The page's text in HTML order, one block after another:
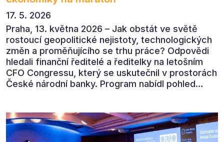
17. 5. 2026
Praha, 13. května 2026 – Jak obstát ve světě
rostoucí geopolitické nejistoty, technologických
změn a proměňujícího se trhu práce? Odpovědi
hledali finanční ředitelé a ředitelky na letošním
CFO Congressu, který se uskutečnil v prostorách
České národní banky. Program nabídl pohled
automatizaci, leadership i budoucnost role CFO.